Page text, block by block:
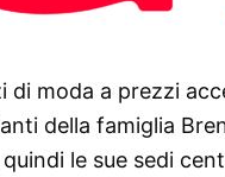
di moda a prezzi
della famiglia
le sue sedi